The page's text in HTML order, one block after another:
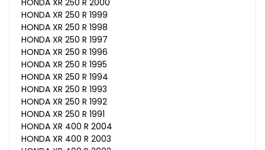
HONDA XR 250 R 2000
HONDA XR 250 R 1999
HONDA XR 250 R 1998
HONDA XR 250 R 1997
HONDA XR 250 R 1996
HONDA XR 250 R 1995
HONDA XR 250 R 1994
HONDA XR 250 R 1993
HONDA XR 250 R 1992
HONDA XR 250 R 1991
HONDA XR 400 R 2004
HONDA XR 400 R 2003